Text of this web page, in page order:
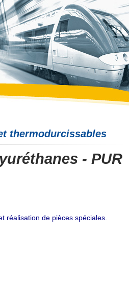
thermodurcissables
- PUR
réalisation de pièces spéciales.